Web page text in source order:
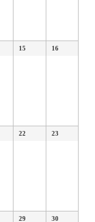
15 16
22 23
29 30